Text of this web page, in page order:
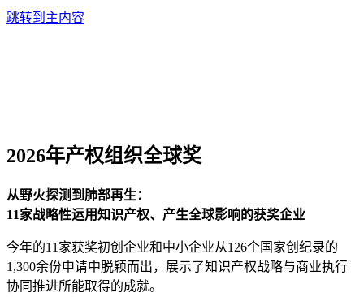
跳转到主内容
2026年产权组织全球奖
从野火探测到肺部再生：
11家战略性运用知识产权、产生全球影响的获奖企业
今年的11家获奖初创企业和中小企业从126个国家创纪录的
1,300余份申请中脱颖而出，展示了知识产权战略与商业执行
协同推进所能取得的成就。